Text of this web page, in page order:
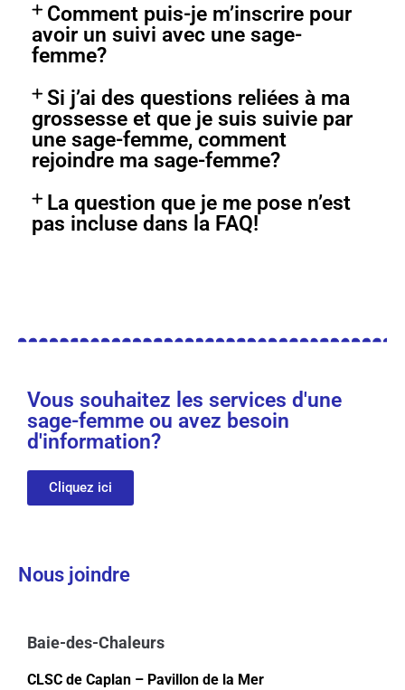
Comment puis-je m’inscrire pour
avoir un suivi avec une sage-
femme?
Si j’ai des questions reliées à ma
grossesse et que je suis suivie par
une sage-femme, comment
rejoindre ma sage-femme?
La question que je me pose n’est
pas incluse dans la FAQ!
Vous souhaitez les services d'une
sage-femme ou avez besoin
d'information?
Cliquez ici
Nous joindre
Baie-des-Chaleurs
CLSC de Caplan – Pavillon de la Mer